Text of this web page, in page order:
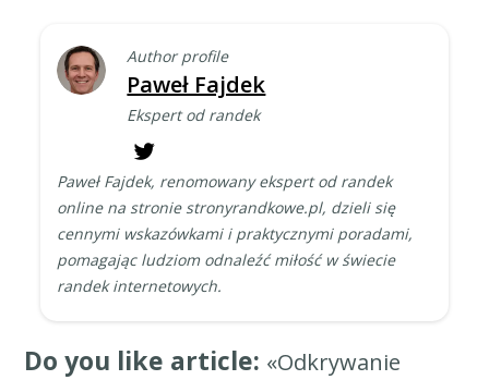
Author profile
Paweł Fajdek
Ekspert od randek
Paweł Fajdek, renomowany ekspert od randek
online na stronie stronyrandkowe.pl, dzieli się
cennymi wskazówkami i praktycznymi poradami,
pomagając ludziom odnaleźć miłość w świecie
randek internetowych.
Do you like article: «Odkrywanie